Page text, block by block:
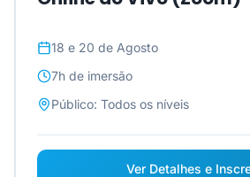
18 e 20 de Agosto
7h de imersão
Público: Todos os níveis
Ver Detalhes e